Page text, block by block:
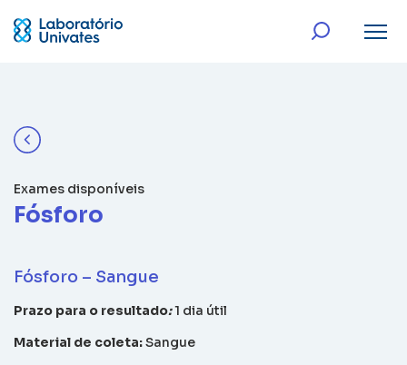
Exames disponíveis
Fósforo
Fósforo – Sangue
Prazo para o resultado:1 dia útil
Material de coleta:Sangue